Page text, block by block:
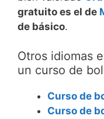
gratuito es el de
de básico.
Otros idiomas
un curso de
Curso de
Curso de